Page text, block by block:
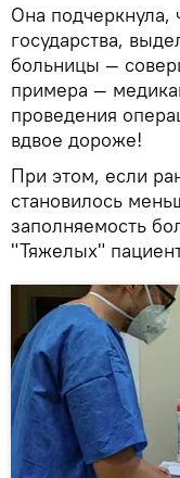
Она подчеркнула,
государства,
больницы —
примера —
проведения
вдвое дороже!
При этом, если
становилось
заполняемость
"Тяжелых"